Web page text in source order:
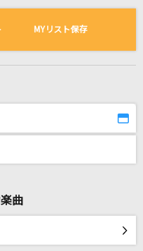
いる曲の一覧
MYリスト保存
曲